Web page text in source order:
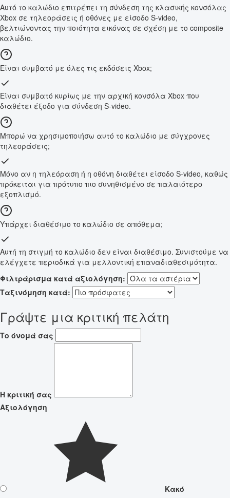
Αυτό το καλώδιο επιτρέπει τη σύνδεση της κλασικής κονσόλας
Xbox σε τηλεοράσεις ή οθόνες με είσοδο S-video,
βελτιώνοντας την ποιότητα εικόνας σε σχέση με το composite
καλώδιο.
Είναι συμβατό με όλες τις εκδόσεις Xbox;
Είναι συμβατό κυρίως με την αρχική κονσόλα Xbox που
διαθέτει έξοδο για σύνδεση S-video.
Μπορώ να χρησιμοποιήσω αυτό το καλώδιο με σύγχρονες
τηλεοράσεις;
Μόνο αν η τηλεόραση ή η οθόνη διαθέτει είσοδο S-video, καθώς
πρόκειται για πρότυπο πιο συνηθισμένο σε παλαιότερο
εξοπλισμό.
Υπάρχει διαθέσιμο το καλώδιο σε απόθεμα;
Αυτή τη στιγμή το καλώδιο δεν είναι διαθέσιμο. Συνιστούμε να
ελέγχετε περιοδικά για μελλοντική επαναδιαθεσιμότητα.
Φιλτράρισμα κατά αξιολόγηση:
Ταξινόμηση κατά:
Γράψτε μια κριτική πελάτη
Το όνομά σας
Η κριτική σας
Αξιολόγηση
Κακό